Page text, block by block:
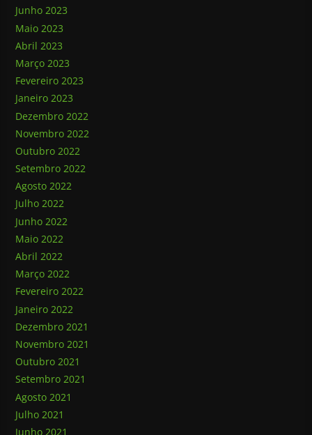
Junho 2023
Maio 2023
Abril 2023
Março 2023
Fevereiro 2023
Janeiro 2023
Dezembro 2022
Novembro 2022
Outubro 2022
Setembro 2022
Agosto 2022
Julho 2022
Junho 2022
Maio 2022
Abril 2022
Março 2022
Fevereiro 2022
Janeiro 2022
Dezembro 2021
Novembro 2021
Outubro 2021
Setembro 2021
Agosto 2021
Julho 2021
Junho 2021